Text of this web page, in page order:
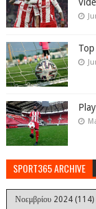
SPORT365 ARCHIVE